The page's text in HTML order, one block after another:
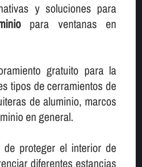
y soluciones para
para ventanas en
gratuito para la
tipos de cerramientos de
de aluminio, marcos
en general.
proteger el interior de
diferentes estancias